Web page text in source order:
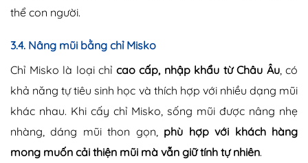
thể con người.
3.4. Nâng mũi bằng chỉ Misko
Chỉ Misko là loại chỉ cao cấp, nhập khẩu từ Châu Âu, có
khả năng tự tiêu sinh học và thích hợp với nhiều dạng mũi
khác nhau. Khi cấy chỉ Misko, sống mũi được nâng nhẹ
nhàng, dáng mũi thon gọn, phù hợp với khách hàng
mong muốn cải thiện mũi mà vẫn giữ tính tự nhiên.